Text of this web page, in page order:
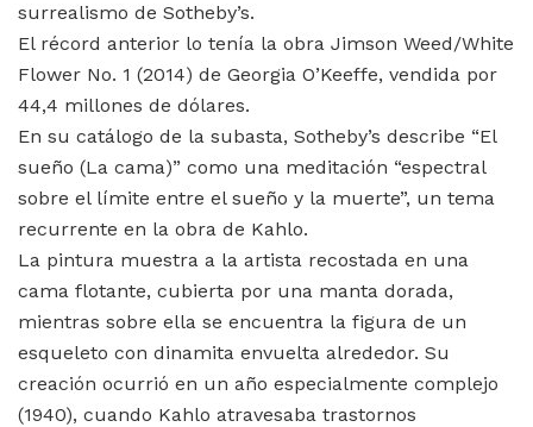
surrealismo de Sotheby’s.
El récord anterior lo tenía la obra Jimson Weed/White
Flower No. 1 (2014) de Georgia O’Keeffe, vendida por
44,4 millones de dólares.
En su catálogo de la subasta, Sotheby’s describe “El
sueño (La cama)” como una meditación “espectral
sobre el límite entre el sueño y la muerte”, un tema
recurrente en la obra de Kahlo.
La pintura muestra a la artista recostada en una
cama flotante, cubierta por una manta dorada,
mientras sobre ella se encuentra la figura de un
esqueleto con dinamita envuelta alrededor. Su
creación ocurrió en un año especialmente complejo
(1940), cuando Kahlo atravesaba trastornos